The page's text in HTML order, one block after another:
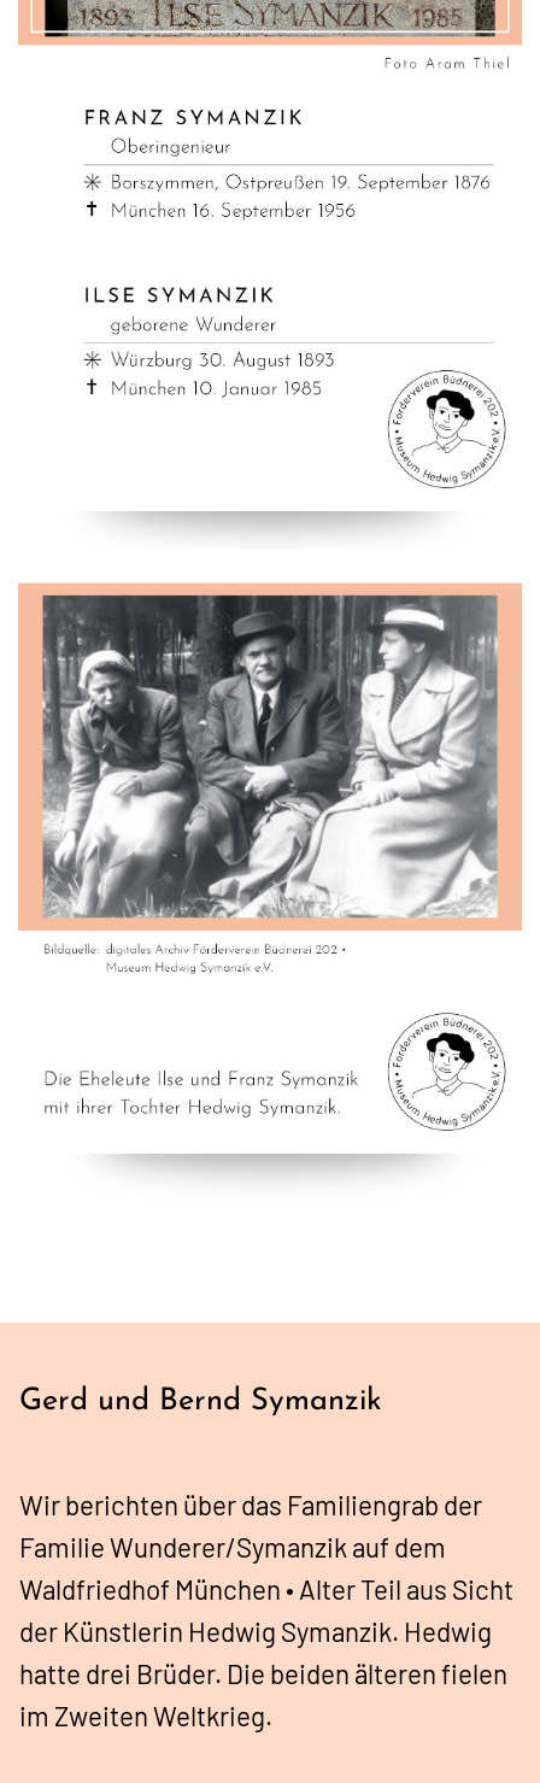
Gerd und Bernd Symanzik
Wir berichten über das Familiengrab der
Familie Wunderer/Symanzik auf dem
Waldfriedhof München • Alter Teil aus Sicht
der Künstlerin Hedwig Symanzik. Hedwig
hatte drei Brüder. Die beiden älteren fielen
im Zweiten Weltkrieg.